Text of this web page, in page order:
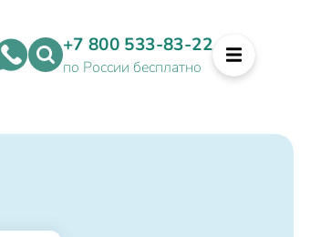
+7 800 533-83-22
по России бесплатно